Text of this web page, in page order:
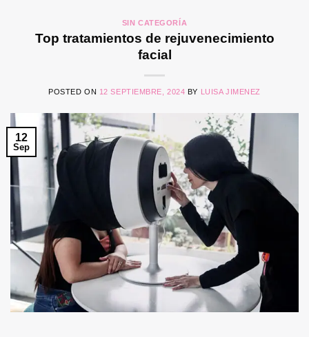
SIN CATEGORÍA
Top tratamientos de rejuvenecimiento
facial
POSTED ON 12 SEPTIEMBRE, 2024 BY LUISA JIMENEZ
12
Sep